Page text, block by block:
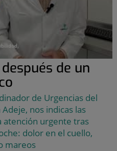
de un
de Urgencias del
nos indicas las
atención urgente tras
dolor en el cuello,
mareos